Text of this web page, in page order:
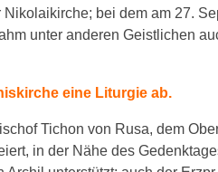
bei dem am 27.
unter anderen Geistlichen
eine Liturgie ab.
Tichon von Rusa, dem
in der Nähe des